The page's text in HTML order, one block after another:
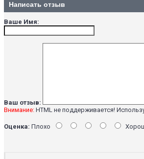
Написать отзыв
Ваше Имя:
Ваш отзыв:
Внимание: HTML не поддерживается!
Оценка: Плохо